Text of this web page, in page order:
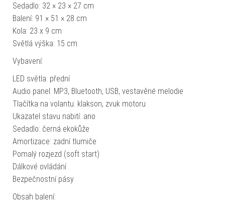
Sedadlo: 32 × 23 × 27 cm
Balení: 91 × 51 × 28 cm
Kola: 23 x 9 cm
Světlá výška: 15 cm
Vybavení:
LED světla: přední
Audio panel: MP3, Bluetooth, USB, vestavěné melodie
Tlačítka na volantu: klakson, zvuk motoru
Ukazatel stavu nabití: ano
Sedadlo: černá ekokůže
Amortizace: zadní tlumiče
Pomalý rozjezd (soft start)
Dálkové ovládání
Bezpečnostní pásy
Obsah balení: